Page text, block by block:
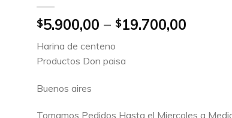
$5.900,00 – $19.700,00
Harina de centeno
Productos Don paisa
Buenos aires
Tomamos Pedidos Hasta el Miercoles a